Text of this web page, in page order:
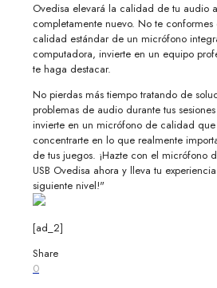
Ovedisa elevará la calidad de tu audio
completamente nuevo. No te conformes
calidad estándar de un micrófono
computadora, invierte en un equipo
te haga destacar.
No pierdas más tiempo tratando de
problemas de audio durante tus
invierte en un micrófono de calidad
concentrarte en lo que realmente
de tus juegos. ¡Hazte con el micrófono
USB Ovedisa ahora y lleva tu
siguiente nivel!"
[ad_2]
Share
0